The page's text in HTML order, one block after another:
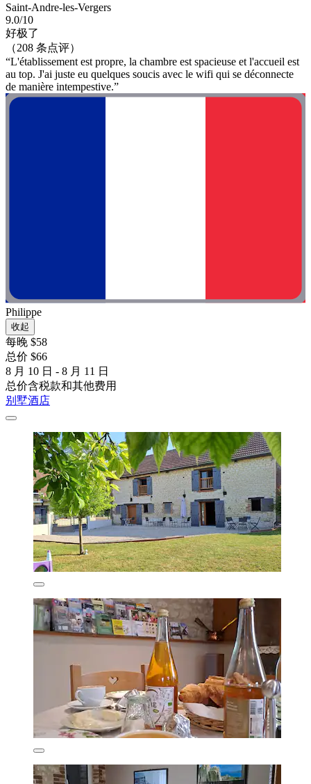
Saint-Andre-les-Vergers
9.0/10
好极了
（208 条点评）
“L'établissement est propre, la chambre est spacieuse et l'accueil est
au top. J'ai juste eu quelques soucis avec le wifi qui se déconnecte
de manière intempestive.”
Philippe
收起
每晚 $58
总价 $66
8 月 10 日 - 8 月 11 日
总价含税款和其他费用
别墅酒店